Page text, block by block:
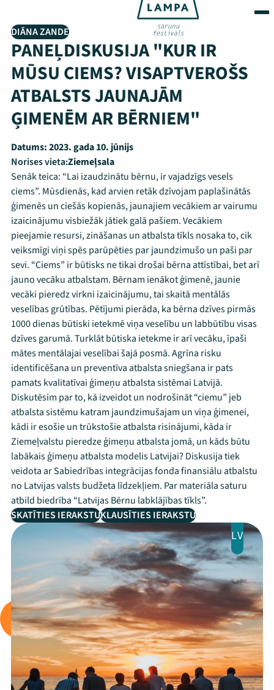
DIĀNA ZANDE
PANEĻDISKUSIJA "KUR IR
MŪSU CIEMS? VISAPTVEROŠS
ATBALSTS JAUNAJĀM
ĢIMENĒM AR BĒRNIEM"
Datums:2023. gada 10. jūnijs
Norises vieta:Ziemeļsala
Senāk teica: “Lai izaudzinātu bērnu, ir vajadzīgs vesels
ciems”. Mūsdienās, kad arvien retāk dzīvojam paplašinātās
ģimenēs un ciešās kopienās, jaunajiem vecākiem ar vairumu
izaicinājumu visbiežāk jātiek galā pašiem. Vecākiem
pieejamie resursi, zināšanas un atbalsta tīkls nosaka to, cik
veiksmīgi viņi spēs parūpēties par jaundzimušo un paši par
sevi. “Ciems” ir būtisks ne tikai drošai bērna attīstībai, bet arī
jauno vecāku atbalstam. Bērnam ienākot ģimenē, jaunie
vecāki pieredz virkni izaicinājumu, tai skaitā mentālās
veselības grūtības. Pētījumi pierāda, ka bērna dzīves pirmās
1000 dienas būtiski ietekmē viņa veselību un labbūtību visas
dzīves garumā. Turklāt būtiska ietekme ir arī vecāku, īpaši
mātes mentālajai veselībai šajā posmā. Agrīna risku
identificēšana un preventīva atbalsta sniegšana ir pats
pamats kvalitatīvai ģimeņu atbalsta sistēmai Latvijā.
Diskutēsim par to, kā izveidot un nodrošināt “ciemu” jeb
atbalsta sistēmu katram jaundzimušajam un viņa ģimenei,
kādi ir esošie un trūkstošie atbalsta risinājumi, kāda ir
Ziemeļvalstu pieredze ģimeņu atbalsta jomā, un kāds būtu
labākais ģimeņu atbalsta modelis Latvijai? Diskusija tiek
veidota ar Sabiedrības integrācijas fonda finansiālu atbalstu
no Latvijas valsts budžeta līdzekļiem. Par materiāla saturu
atbild biedrība “Latvijas Bērnu labklājības tīkls”.
SKATĪTIES IERAKSTUKLAUSĪTIES IERAKSTU
LV